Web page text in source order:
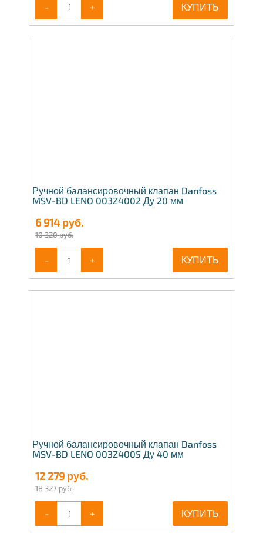
- + КУПИТЬ
Ручной балансировочный клапан Danfoss
MSV-BD LENO 003Z4002 Ду 20 мм
6 914руб.
10 320 руб.
- + КУПИТЬ
Ручной балансировочный клапан Danfoss
MSV-BD LENO 003Z4005 Ду 40 мм
12 279 руб.
18 327 руб.
- + КУПИТЬ